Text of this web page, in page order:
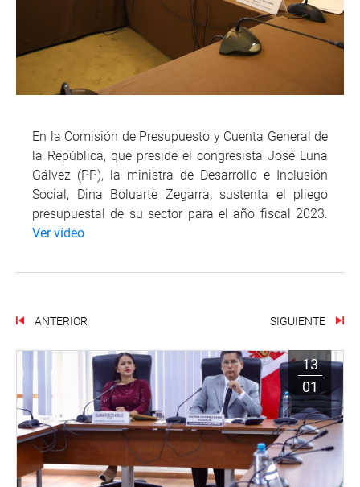
En la Comisión de Presupuesto y Cuenta General de
la República, que preside el congresista José Luna
Gálvez (PP), la ministra de Desarrollo e Inclusión
Social, Dina Boluarte Zegarra,sustenta el pliego
presupuestal de su sector para el año fiscal 2023.
Ver vídeo
ANTERIOR SIGUIENTE
13
01